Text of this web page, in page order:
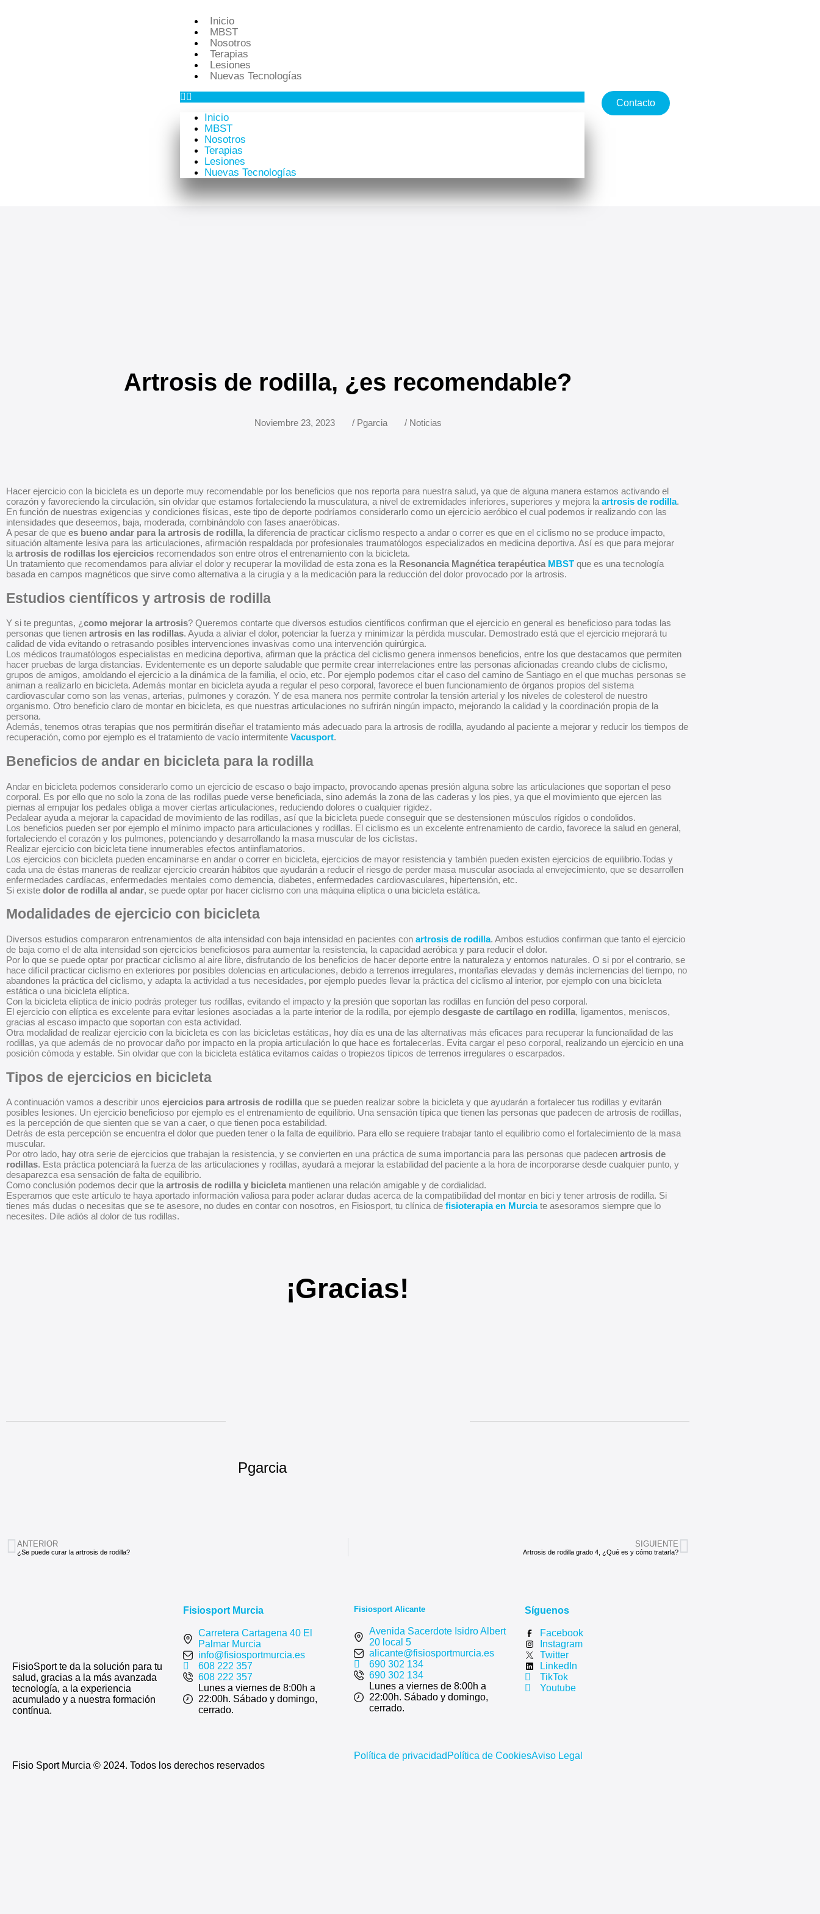
Inicio
MBST
Nosotros
Terapias
Lesiones
Nuevas Tecnologías
Inicio
MBST
Nosotros
Terapias
Lesiones
Nuevas Tecnologías
Contacto
Artrosis de rodilla, ¿es recomendable?
Noviembre 23, 2023 /Pgarcia / Noticias
Hacer ejercicio con la bicicleta es un deporte muy recomendable por los beneficios que nos reporta para nuestra salud, ya que de alguna manera estamos activando el
corazón y favoreciendo la circulación, sin olvidar que estamos fortaleciendo la musculatura, a nivel de extremidades inferiores, superiores y mejora la artrosis de rodilla.
En función de nuestras exigencias y condiciones físicas, este tipo de deporte podríamos considerarlo como un ejercicio aeróbico el cual podemos ir realizando con las
intensidades que deseemos, baja, moderada, combinándolo con fases anaeróbicas.
A pesar de que es bueno andar para la artrosis de rodilla, la diferencia de practicar ciclismo respecto a andar o correr es que en el ciclismo no se produce impacto,
situación altamente lesiva para las articulaciones, afirmación respaldada por profesionales traumatólogos especializados en medicina deportiva. Así es que para mejorar
la artrosis de rodillas los ejercicios recomendados son entre otros el entrenamiento con la bicicleta.
Un tratamiento que recomendamos para aliviar el dolor y recuperar la movilidad de esta zona es la Resonancia Magnética terapéutica MBST que es una tecnología
basada en campos magnéticos que sirve como alternativa a la cirugía y a la medicación para la reducción del dolor provocado por la artrosis.
Estudios científicos y artrosis de rodilla
Y si te preguntas, ¿como mejorar la artrosis? Queremos contarte que diversos estudios científicos confirman que el ejercicio en general es beneficioso para todas las
personas que tienen artrosis en las rodillas. Ayuda a aliviar el dolor, potenciar la fuerza y minimizar la pérdida muscular. Demostrado está que el ejercicio mejorará tu
calidad de vida evitando o retrasando posibles intervenciones invasivas como una intervención quirúrgica.
Los médicos traumatólogos especialistas en medicina deportiva, afirman que la práctica del ciclismo genera inmensos beneficios, entre los que destacamos que permiten
hacer pruebas de larga distancias. Evidentemente es un deporte saludable que permite crear interrelaciones entre las personas aficionadas creando clubs de ciclismo,
grupos de amigos, amoldando el ejercicio a la dinámica de la familia, el ocio, etc. Por ejemplo podemos citar el caso del camino de Santiago en el que muchas personas se
animan a realizarlo en bicicleta. Además montar en bicicleta ayuda a regular el peso corporal, favorece el buen funcionamiento de órganos propios del sistema
cardiovascular como son las venas, arterias, pulmones y corazón. Y de esa manera nos permite controlar la tensión arterial y los niveles de colesterol de nuestro
organismo. Otro beneficio claro de montar en bicicleta, es que nuestras articulaciones no sufrirán ningún impacto, mejorando la calidad y la coordinación propia de la
persona.
Además, tenemos otras terapias que nos permitirán diseñar el tratamiento más adecuado para la artrosis de rodilla, ayudando al paciente a mejorar y reducir los tiempos de
recuperación, como por ejemplo es el tratamiento de vacío intermitente Vacusport.
Beneficios de andar en bicicleta para la rodilla
Andar en bicicleta podemos considerarlo como un ejercicio de escaso o bajo impacto, provocando apenas presión alguna sobre las articulaciones que soportan el peso
corporal. Es por ello que no solo la zona de las rodillas puede verse beneficiada, sino además la zona de las caderas y los pies, ya que el movimiento que ejercen las
piernas al empujar los pedales obliga a mover ciertas articulaciones, reduciendo dolores o cualquier rigidez.
Pedalear ayuda a mejorar la capacidad de movimiento de las rodillas, así que la bicicleta puede conseguir que se destensionen músculos rígidos o condolidos.
Los beneficios pueden ser por ejemplo el mínimo impacto para articulaciones y rodillas. El ciclismo es un excelente entrenamiento de cardio, favorece la salud en general,
fortaleciendo el corazón y los pulmones, potenciando y desarrollando la masa muscular de los ciclistas.
Realizar ejercicio con bicicleta tiene innumerables efectos antiinflamatorios.
Los ejercicios con bicicleta pueden encaminarse en andar o correr en bicicleta, ejercicios de mayor resistencia y también pueden existen ejercicios de equilibrio.Todas y
cada una de éstas maneras de realizar ejercicio crearán hábitos que ayudarán a reducir el riesgo de perder masa muscular asociada al envejecimiento, que se desarrollen
enfermedades cardíacas, enfermedades mentales como demencia, diabetes, enfermedades cardiovasculares, hipertensión, etc.
Si existe dolor de rodilla al andar, se puede optar por hacer ciclismo con una máquina elíptica o una bicicleta estática.
Modalidades de ejercicio con bicicleta
Diversos estudios compararon entrenamientos de alta intensidad con baja intensidad en pacientes con artrosis de rodilla. Ambos estudios confirman que tanto el ejercicio
de baja como el de alta intensidad son ejercicios beneficiosos para aumentar la resistencia, la capacidad aeróbica y para reducir el dolor.
Por lo que se puede optar por practicar ciclismo al aire libre, disfrutando de los beneficios de hacer deporte entre la naturaleza y entornos naturales. O si por el contrario, se
hace difícil practicar ciclismo en exteriores por posibles dolencias en articulaciones, debido a terrenos irregulares, montañas elevadas y demás inclemencias del tiempo, no
abandones la práctica del ciclismo, y adapta la actividad a tus necesidades, por ejemplo puedes llevar la práctica del ciclismo al interior, por ejemplo con una bicicleta
estática o una bicicleta elíptica.
Con la bicicleta elíptica de inicio podrás proteger tus rodillas, evitando el impacto y la presión que soportan las rodillas en función del peso corporal.
El ejercicio con elíptica es excelente para evitar lesiones asociadas a la parte interior de la rodilla, por ejemplo desgaste de cartílago en rodilla, ligamentos, meniscos,
gracias al escaso impacto que soportan con esta actividad.
Otra modalidad de realizar ejercicio con la bicicleta es con las bicicletas estáticas, hoy día es una de las alternativas más eficaces para recuperar la funcionalidad de las
rodillas, ya que además de no provocar daño por impacto en la propia articulación lo que hace es fortalecerlas. Evita cargar el peso corporal, realizando un ejercicio en una
posición cómoda y estable. Sin olvidar que con la bicicleta estática evitamos caídas o tropiezos típicos de terrenos irregulares o escarpados.
Tipos de ejercicios en bicicleta
A continuación vamos a describir unos ejercicios para artrosis de rodilla que se pueden realizar sobre la bicicleta y que ayudarán a fortalecer tus rodillas y evitarán
posibles lesiones. Un ejercicio beneficioso por ejemplo es el entrenamiento de equilibrio. Una sensación típica que tienen las personas que padecen de artrosis de rodillas,
es la percepción de que sienten que se van a caer, o que tienen poca estabilidad.
Detrás de esta percepción se encuentra el dolor que pueden tener o la falta de equilibrio. Para ello se requiere trabajar tanto el equilibrio como el fortalecimiento de la masa
muscular.
Por otro lado, hay otra serie de ejercicios que trabajan la resistencia, y se convierten en una práctica de suma importancia para las personas que padecen artrosis de
rodillas. Esta práctica potenciará la fuerza de las articulaciones y rodillas, ayudará a mejorar la estabilidad del paciente a la hora de incorporarse desde cualquier punto, y
desaparezca esa sensación de falta de equilibrio.
Como conclusión podemos decir que la artrosis de rodilla y bicicleta mantienen una relación amigable y de cordialidad.
Esperamos que este artículo te haya aportado información valiosa para poder aclarar dudas acerca de la compatibilidad del montar en bici y tener artrosis de rodilla. Si
tienes más dudas o necesitas que se te asesore, no dudes en contar con nosotros, en Fisiosport, tu clínica de fisioterapia en Murciate asesoramos siempre que lo
necesites. Dile adiós al dolor de tus rodillas.
¡Gracias!
Pgarcia
ANTERIOR
¿Se puede curar la artrosis de rodilla?
SIGUIENTE
Artrosis de rodilla grado 4, ¿Qué es y cómo tratarla?
FisioSport te da la solución para tu
salud, gracias a la más avanzada
tecnología, a la experiencia
acumulado y a nuestra formación
contínua.
Fisiosport Murcia
Carretera Cartagena 40 El
Palmar Murcia
info@fisiosportmurcia.es
608 222 357
608 222 357
Lunes a viernes de 8:00h a
22:00h. Sábado y domingo,
cerrado.
Fisiosport Alicante
Avenida Sacerdote Isidro Albert
20 local 5
alicante@fisiosportmurcia.es
690 302 134
690 302 134
Lunes a viernes de 8:00h a
22:00h. Sábado y domingo,
cerrado.
Síguenos
Facebook
Instagram
Twitter
LinkedIn
TikTok
Youtube
Fisio Sport Murcia © 2024. Todos los derechos reservados
Política de privacidad Política de CookiesAviso Legal